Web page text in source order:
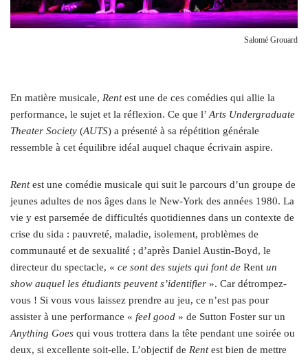
Salomé Grouard
En matière musicale, Rentest une de ces comédies qui allie la
performance, le sujet et la réflexion. Ce que l’Arts Undergraduate
Theater Society (AUTS) a présenté à sa répétition générale
ressemble à cet équilibre idéal auquel chaque écrivain aspire.
Rentest une comédie musicale qui suit le parcours d’un groupe de
jeunes adultes de nos âges dans le New-York des années 1980. La
vie y est parsemée de difficultés quotidiennes dans un contexte de
crise du sida : pauvreté, maladie, isolement, problèmes de
communauté et de sexualité ; d’après Daniel Austin-Boyd, le
directeur du spectacle, « ce sont des sujets qui font de Rent un
show auquel les étudiants peuvent s’identifier ». Car détrompez-
vous ! Si vous vous laissez prendre au jeu, ce n’est pas pour
assister à une performance « feel good » de Sutton Foster sur un
Anything Goes qui vous trottera dans la tête pendant une soirée ou
deux, si excellente soit-elle. L’objectif de Rentest bien de mettre